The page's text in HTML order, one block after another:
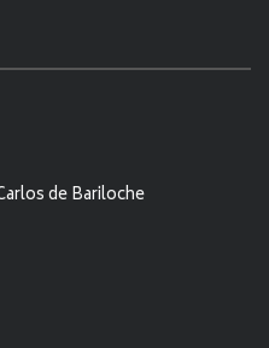
de Bariloche